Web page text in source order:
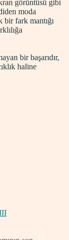
görüntüsü gibi
moda
bir fark mantığı
bir başarıdır,
haline